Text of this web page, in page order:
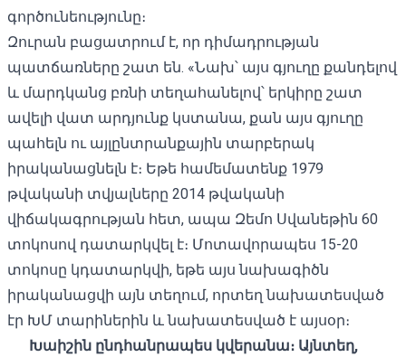
գործունեությունը։
Զուրան բացատրում է, որ դիմադրության
պատճառները շատ են. «Նախ՝ այս գյուղը քանդելով
և մարդկանց բռնի տեղահանելով՝ երկիրը շատ
ավելի վատ արդյունք կստանա, քան այս գյուղը
պահելն ու այլընտրանքային տարբերակ
իրականացնելն է։ Եթե ​​համեմատենք 1979
թվականի տվյալները 2014 թվականի
վիճակագրության հետ, ապա Զեմո Սվանեթին 60
տոկոսով դատարկվել է։ Մոտավորապես 15-20
տոկոսը կդատարկվի, եթե այս նախագիծն
իրականացվի այն տեղում, որտեղ նախատեսված
էր ԽՄ տարիներին և նախատեսված է այսօր։
Խաիշին ընդհանրապես կվերանա։ Այնտեղ,